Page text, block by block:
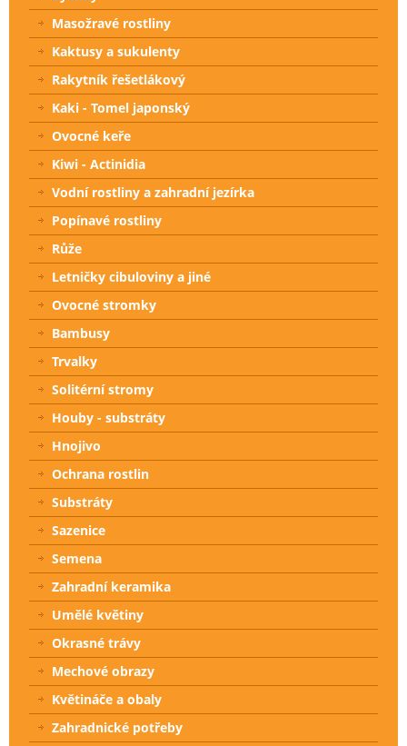
Masožravé rostliny
Kaktusy a sukulenty
Rakytník řešetlákový
Kaki - Tomel japonský
Ovocné keře
Kiwi - Actinidia
Vodní rostliny a zahradní jezírka
Popínavé rostliny
Růže
Letničky cibuloviny a jiné
Ovocné stromky
Bambusy
Trvalky
Solitérní stromy
Houby - substráty
Hnojivo
Ochrana rostlin
Substráty
Sazenice
Semena
Zahradní keramika
Umělé květiny
Okrasné trávy
Mechové obrazy
Květináče a obaly
Zahradnické potřeby